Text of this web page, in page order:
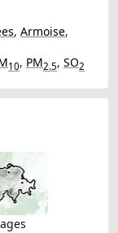
, Armoise,
10, PM2.5, SO2